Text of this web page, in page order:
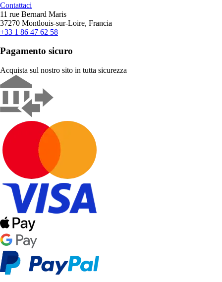
Contattaci
11 rue Bernard Maris
37270 Montlouis-sur-Loire, Francia
+33 1 86 47 62 58
Pagamento sicuro
Acquista sul nostro sito in tutta sicurezza